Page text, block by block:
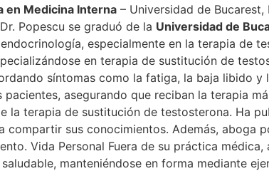
en Medicina Interna – Universidad de Bucarest,
Popescu se graduó de la Universidad de
especialmente en la terapia de
en terapia de sustitución de
síntomas como la fatiga, la baja libido
asegurando que reciban la terapia
la terapia de sustitución de testosterona. Ha
compartir sus conocimientos. Además,
Vida Personal Fuera de su práctica
manteniéndose en forma mediante